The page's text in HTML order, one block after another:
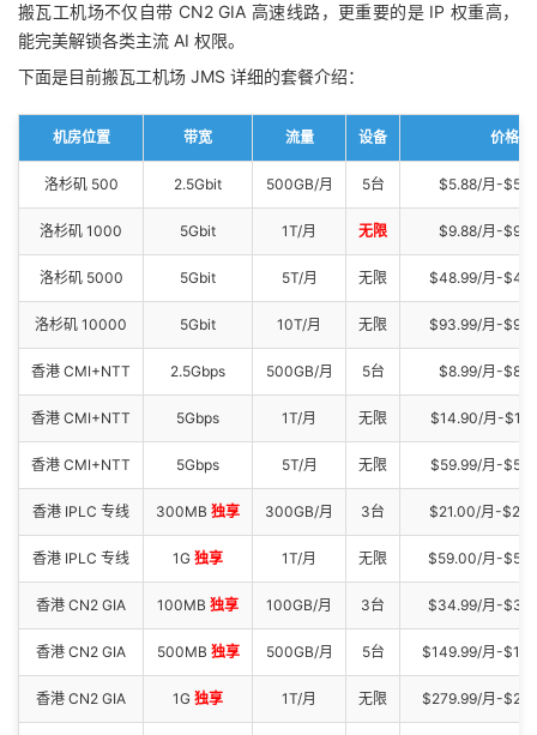
搬瓦工机场不仅自带 CN2 GIA 高速线路，更重要的是 IP 权重高，
能完美解锁各类主流 AI 权限。
下面是目前搬瓦工机场 JMS 详细的套餐介绍：
机房位置 带宽 流量 设备 价格
洛杉矶 500 2.5Gbit 500GB/月 5台 $5.88/月-
洛杉矶 1000 5Gbit 1T/月 无限 $9.88/月-
洛杉矶 5000 5Gbit 5T/月 无限 $48.99/月-
洛杉矶 10000 5Gbit 10T/月 无限 $93.99/月-
香港 CMI+NTT 2.5Gbps 500GB/月 5台 $8.99/月-
香港 CMI+NTT 5Gbps 1T/月 无限 $14.90/月-
香港 CMI+NTT 5Gbps 5T/月 无限 $59.99/月-
香港 IPLC 专线 300MB 独享 300GB/月 3台 $21.00/月-
香港 IPLC 专线 1G 独享 1T/月 无限 $59.00/月-
香港 CN2 GIA 100MB 独享 100GB/月 3台 $34.99/月-
香港 CN2 GIA 500MB 独享 500GB/月 5台 $149.99/月-
香港 CN2 GIA 1G 独享 1T/月 无限 $279.99/月-